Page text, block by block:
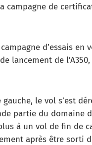
campagne de
d’essais en
lancement de
le vol s’est
partie du domaine
à un vol de fin de
après être sorti